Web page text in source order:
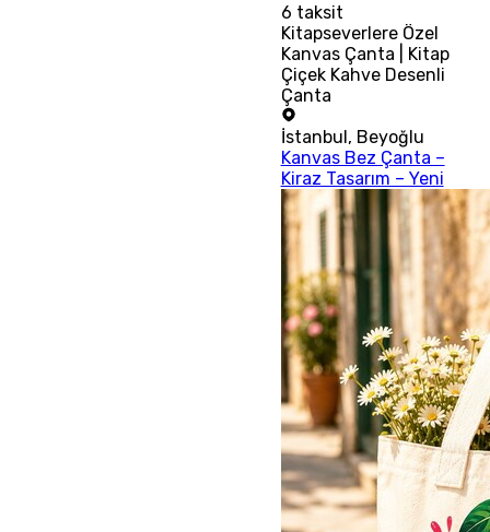
6 taksit
Kitapseverlere Özel
Kanvas Çanta | Kitap
Çiçek Kahve Desenli
Çanta
İstanbul, Beyoğlu
Kanvas Bez Çanta –
Kiraz Tasarım – Yeni